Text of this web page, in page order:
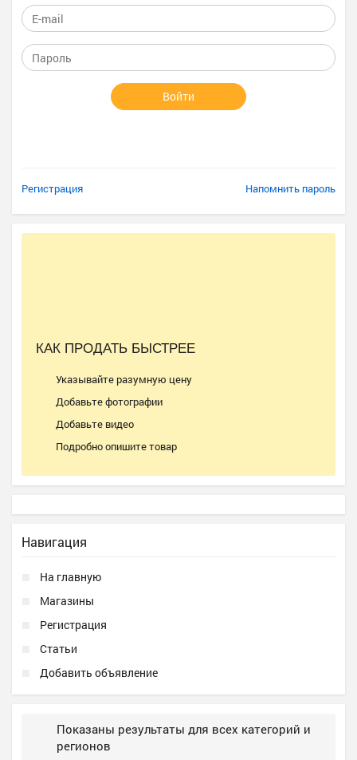
Войти
Регистрация Напомнить пароль
КАК ПРОДАТЬ БЫСТРЕЕ
Указывайте разумную цену
Добавьте фотографии
Добавьте видео
Подробно опишите товар
Навигация
На главную
Магазины
Регистрация
Статьи
Добавить объявление
Показаны результаты для всех категорий и
регионов